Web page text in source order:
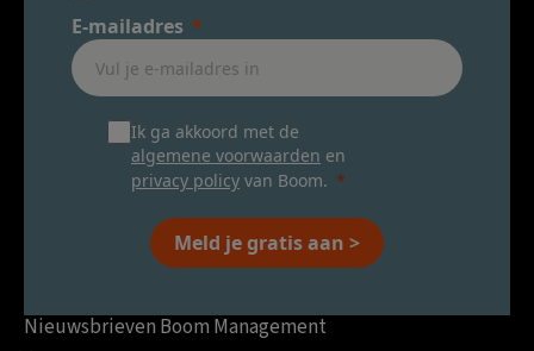
E-mailadres
Ik ga akkoord met de
algemene voorwaarden en
privacy policy van Boom.
Meld je gratis aan >
Nieuwsbrieven Boom Management